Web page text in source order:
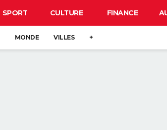
SPORT CULTURE FINANCE
MONDE VILLES +